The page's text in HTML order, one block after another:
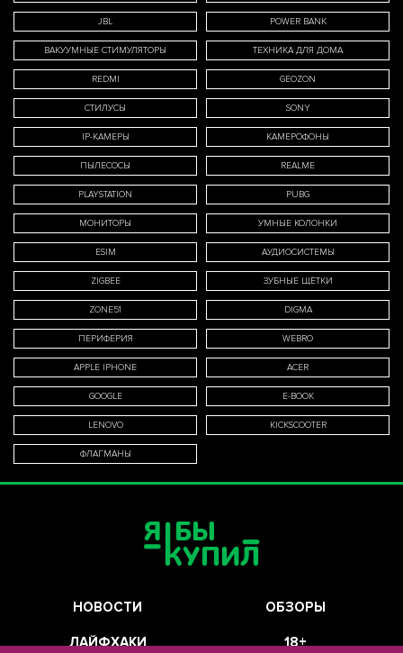
JBL POWER BANK
ВАКУУМНЫЕ СТИМУЛЯТОРЫ ТЕХНИКА ДЛЯ ДОМА
REDMI GEOZON
СТИЛУСЫ SONY
IP-КАМЕРЫ КАМЕРОФОНЫ
ПЫЛЕСОСЫ REALME
PLAYSTATION PUBG
МОНИТОРЫ УМНЫЕ КОЛОНКИ
ESIM АУДИОСИСТЕМЫ
ZIGBEE ЗУБНЫЕ ЩЁТКИ
ZONE51 DIGMA
ПЕРИФЕРИЯ WEBRO
APPLE IPHONE ACER
GOOGLE E-BOOK
LENOVO KICKSCOOTER
ФЛАГМАНЫ
НОВОСТИ ОБЗОРЫ
ЛАЙФХАКИ 18+